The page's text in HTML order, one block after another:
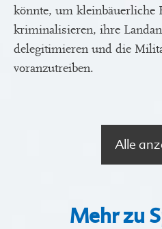
könnte, um kleinbäuerliche
kriminalisieren, ihre
delegitimieren und die
voranzutreiben.
Alle
Mehr zu